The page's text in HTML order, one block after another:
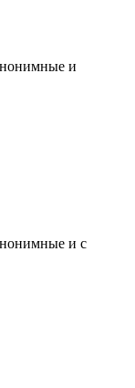
и
и с